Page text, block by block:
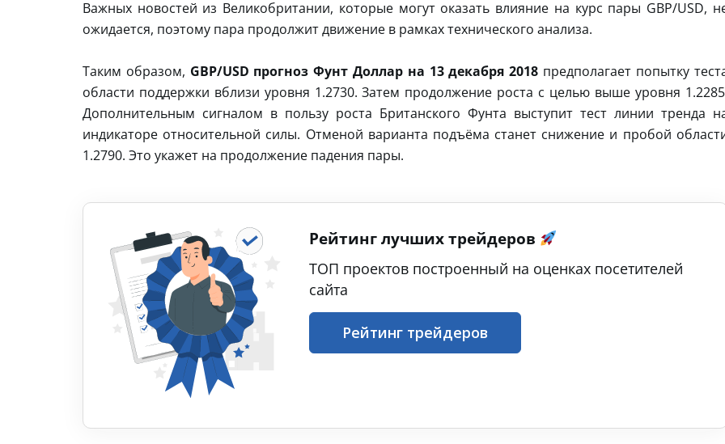
Важных новостей из Великобритании, которые могут оказать влияние на курс пары GBP/USD,
ожидается, поэтому пара продолжит движение в рамках технического анализа.
Таким образом, GBP/USD прогноз Фунт Доллар на 13 декабря 2018 предполагает попытку
области поддержки вблизи уровня 1.2730. Затем продолжение роста с целью выше уровня
Дополнительным сигналом в пользу роста Британского Фунта выступит тест линии тренда
индикаторе относительной силы. Отменой варианта подъёма станет снижение и пробой
1.2790. Это укажет на продолжение падения пары.
Рейтинг лучших трейдеров
ТОП проектов построенный на оценках посетителей
сайта
Рейтинг трейдеров